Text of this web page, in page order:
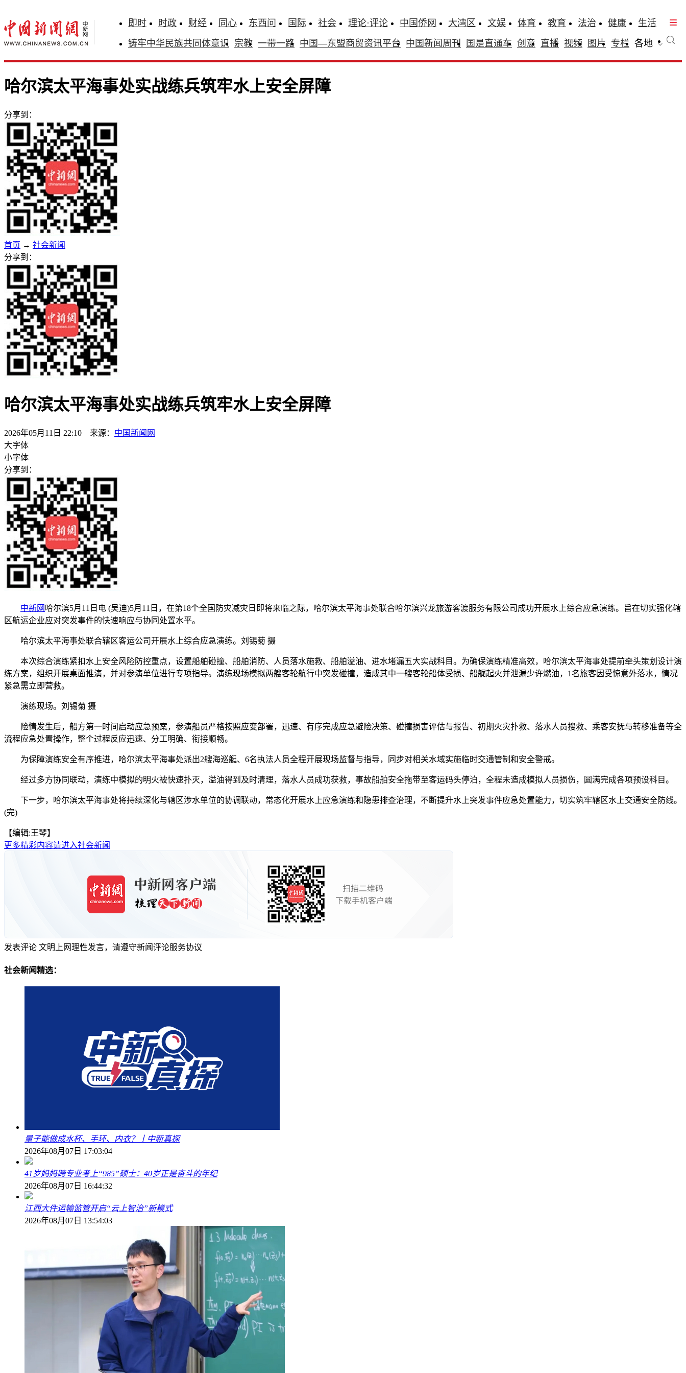
即时 时政 财经 同心 东西问 国际 社会 理论·评论 中国侨网 大湾区 文娱 体育 教育 法治 健康
生活
铸牢中华民族共同体意识 宗教 一带一路 中国—东盟商贸资讯平台 中国新闻周刊 国是直通车 创意 直播 视频 图片 专栏 各地
哈尔滨太平海事处实战练兵筑牢水上安全屏障
分享到：
首页 → 社会新闻
分享到：
哈尔滨太平海事处实战练兵筑牢水上安全屏障
2026年05月11日 22:10 来源： 中国新闻网
大字体
小字体
分享到：
中新网 哈尔滨5月11日电 (吴迪)5月11日，在第18个全国防灾减灾日即将来临之际，哈尔滨太平海事处联合哈尔滨兴龙旅游客渡服务有限公司成功开展水上综合应急演练。旨在切实强化辖
区航运企业应对突发事件的快速响应与协同处置水平。
哈尔滨太平海事处联合辖区客运公司开展水上综合应急演练。刘锡菊 摄
本次综合演练紧扣水上安全风险防控重点，设置船舶碰撞、船舶消防、人员落水施救、船舶溢油、进水堵漏五大实战科目。为确保演练精准高效，哈尔滨太平海事处提前牵头策划设计演
练方案，组织开展桌面推演，并对参演单位进行专项指导。演练现场模拟两艘客轮航行中突发碰撞，造成其中一艘客轮船体受损、船艉起火并泄漏少许燃油，1名旅客因受惊意外落水，情况
紧急需立即营救。
演练现场。刘锡菊 摄
险情发生后，船方第一时间启动应急预案，参演船员严格按照应变部署，迅速、有序完成应急避险决策、碰撞损害评估与报告、初期火灾扑救、落水人员搜救、乘客安抚与转移准备等全
流程应急处置操作，整个过程反应迅速、分工明确、衔接顺畅。
为保障演练安全有序推进，哈尔滨太平海事处派出2艘海巡艇、6名执法人员全程开展现场监督与指导，同步对相关水域实施临时交通管制和安全警戒。
经过多方协同联动，演练中模拟的明火被快速扑灭，溢油得到及时清理，落水人员成功获救，事故船舶安全拖带至客运码头停泊，全程未造成模拟人员损伤，圆满完成各项预设科目。
下一步，哈尔滨太平海事处将持续深化与辖区涉水单位的协调联动，常态化开展水上应急演练和隐患排查治理，不断提升水上突发事件应急处置能力，切实筑牢辖区水上交通安全防线。
(完)
【编辑:王琴】
更多精彩内容请进入社会新闻
发表评论 文明上网理性发言，请遵守新闻评论服务协议
社会新闻精选：
量子能做成水杯、手环、内衣？丨中新真探
2026年08月07日 17:03:04
41岁妈妈跨专业考上“985”硕士：40岁正是奋斗的年纪
2026年08月07日 16:44:32
江西大件运输监管开启“云上智治”新模式
2026年08月07日 13:54:03